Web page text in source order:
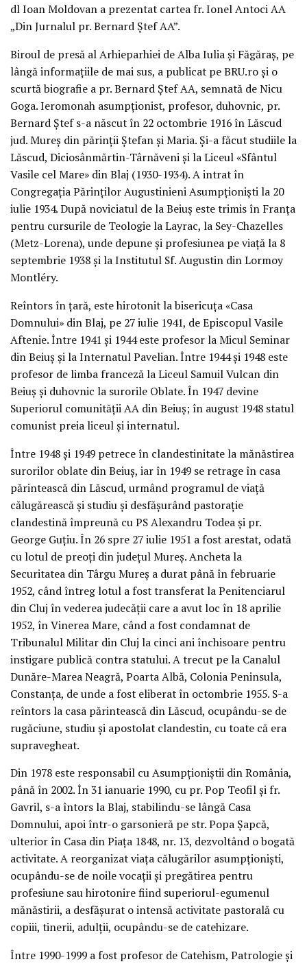
dl Ioan Moldovan a prezentat cartea fr. Ionel Antoci AA
„Din Jurnalul pr. Bernard Ștef AA”.
Biroul de presă al Arhieparhiei de Alba Iulia și Făgăraș, pe
lângă informațiile de mai sus, a publicat pe BRU.ro și o
scurtă biografie a pr. Bernard Ștef AA, semnată de Nicu
Goga. Ieromonah asumpționist, profesor, duhovnic, pr.
Bernard Ștef s-a născut în 22 octombrie 1916 în Lăscud
jud. Mureș din părinții Ștefan și Maria. Și-a făcut studiile la
Lăscud, Diciosânmărtin-Târnăveni și la Liceul «Sfântul
Vasile cel Mare» din Blaj (1930-1934). A intrat în
Congregația Părinților Augustinieni Asumpționiști la 20
iulie 1934. După noviciatul de la Beiuș este trimis în Franța
pentru cursurile de Teologie la Layrac, la Sey-Chazelles
(Metz-Lorena), unde depune și profesiunea pe viață la 8
septembrie 1938 și la Institutul Sf. Augustin din Lormoy
Montléry.
Reîntors în țară, este hirotonit la bisericuța «Casa
Domnului» din Blaj, pe 27 iulie 1941, de Episcopul Vasile
Aftenie. Între 1941 și 1944 este profesor la Micul Seminar
din Beiuș și la Internatul Pavelian. Între 1944 și 1948 este
profesor de limba franceză la Liceul Samuil Vulcan din
Beiuș și duhovnic la surorile Oblate. În 1947 devine
Superiorul comunității AA din Beiuș; în august 1948 statul
comunist preia liceul și internatul.
Între 1948 și 1949 petrece în clandestinitate la mănăstirea
surorilor oblate din Beiuș, iar în 1949 se retrage în casa
părintească din Lăscud, urmând programul de viață
călugărească și studiu și desfășurând pastorație
clandestină împreună cu PS Alexandru Todea și pr.
George Guțiu. În 26 spre 27 iulie 1951 a fost arestat, odată
cu lotul de preoți din județul Mureș. Ancheta la
Securitatea din Târgu Mureș a durat până în februarie
1952, când întreg lotul a fost transferat la Penitenciarul
din Cluj în vederea judecății care a avut loc în 18 aprilie
1952, în Vinerea Mare, când a fost condamnat de
Tribunalul Militar din Cluj la cinci ani închisoare pentru
instigare publică contra statului. A trecut pe la Canalul
Dunăre-Marea Neagră, Poarta Albă, Colonia Peninsula,
Constanța, de unde a fost eliberat în octombrie 1955. S-a
reîntors la casa părintească din Lăscud, ocupându-se de
rugăciune, studiu și apostolat clandestin, cu toate că era
supravegheat.
Din 1978 este responsabil cu Asumpționiștii din România,
până în 2002. În 31 ianuarie 1990, cu pr. Pop Teofil și fr.
Gavril, s-a întors la Blaj, stabilindu-se lângă Casa
Domnului, apoi într-o garsonieră pe str. Popa Șapcă,
ulterior în Casa din Piața 1848, nr. 13, dezvoltând o bogată
activitate. A reorganizat viața călugărilor asumpționiști,
ocupându-se de noile vocații și pregătirea pentru
profesiune sau hirotonire fiind superiorul-egumenul
mănăstirii, a desfășurat o intensă activitate pastorală cu
copiii, tinerii, adulții, ocupându-se de catehizare.
Între 1990-1999 a fost profesor de Catehism, Patrologie și